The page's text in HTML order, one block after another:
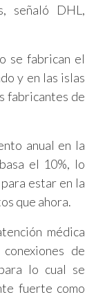
señaló DHL,
se fabrican el
y en las islas
fabricantes de
anual en la
el 10%, lo
estar en la
que ahora.
médica
de
lo cual se
fuerte como